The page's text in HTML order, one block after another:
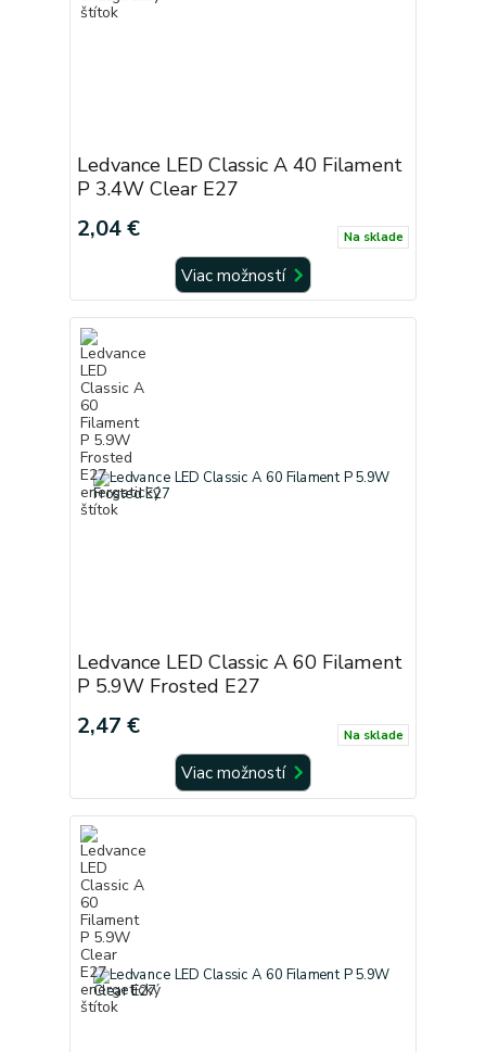
Ledvance LED Classic A 40 Filament
P 3.4W Clear E27
2,04 € Na sklade
Viac možností
Ledvance LED Classic A 60 Filament
P 5.9W Frosted E27
2,47 € Na sklade
Viac možností